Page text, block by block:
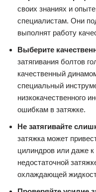
своих знаниях и
специалистам. Они
выполнят работу
Выберите
затягивания болтов
качественный
специальный
низкокачественного
ошибкам в затяжке.
Не затягивайте
затяжка может
цилиндров или даже
недостаточной
охлаждающей